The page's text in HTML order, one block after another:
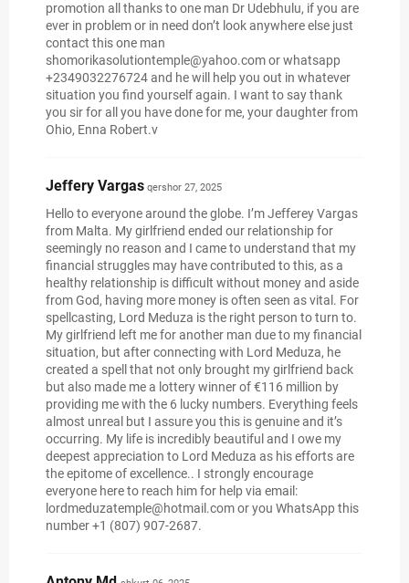
promotion all thanks to one man Dr Udebhulu, if you are
ever in problem or in need don’t look anywhere else just
contact this one man
shomorikasolutiontemple@yahoo.com or whatsapp
+2349032276724 and he will help you out in whatever
situation you find yourself again. I want to say thank
you sir for all you have done for me, your daughter from
Ohio, Enna Robert.v
Jeffery Vargas qershor 27, 2025
Hello to everyone around the globe. I’m Jefferey Vargas
from Malta. My girlfriend ended our relationship for
seemingly no reason and I came to understand that my
financial struggles may have contributed to this, as a
healthy relationship is difficult without money and aside
from God, having more money is often seen as vital. For
spellcasting, Lord Meduza is the right person to turn to.
My girlfriend left me for another man due to my financial
situation, but after connecting with Lord Meduza, he
created a spell that not only brought my girlfriend back
but also made me a lottery winner of €116 million by
providing me with the 6 lucky numbers. Everything feels
almost unreal but I assure you this is genuine and it’s
occurring. My life is incredibly beautiful and I owe my
deepest appreciation to Lord Meduza as his efforts are
the epitome of excellence.. I strongly encourage
everyone here to reach him for help via email:
lordmeduzatemple@hotmail.com or you WhatsApp this
number +1 (807) 907-2687.